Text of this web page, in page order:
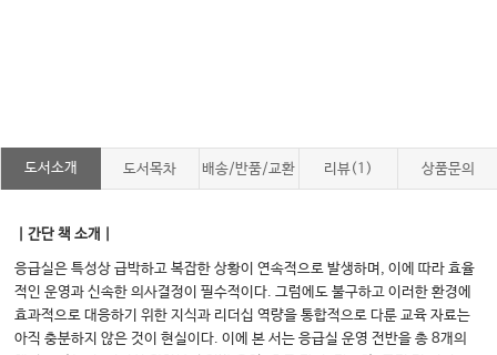
도서소개 도서목차 배송/반품/교환 리뷰(1) 상품문의
｜간단 책 소개｜
응급실은 특성상 급박하고 복잡한 상황이 연속적으로 발생하며, 이에 따라 효율
적인 운영과 신속한 의사결정이 필수적이다. 그럼에도 불구하고 이러한 환경에
효과적으로 대응하기 위한 지식과 리더십 역량을 통합적으로 다룬 교육 자료는
아직 충분하지 않은 것이 현실이다. 이에 본 서는 응급실 운영 전반을 총 8개의